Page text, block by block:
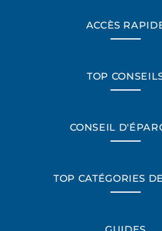
ACCÈS
TOP
CONSEIL
TOP CATÉGORIES